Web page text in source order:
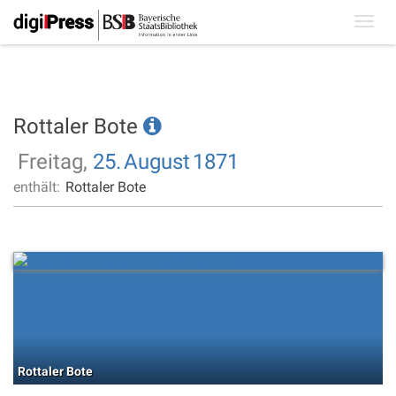
Rottaler Bote
Freitag, 25.August 1871
enthält: Rottaler Bote
Rottaler Bote